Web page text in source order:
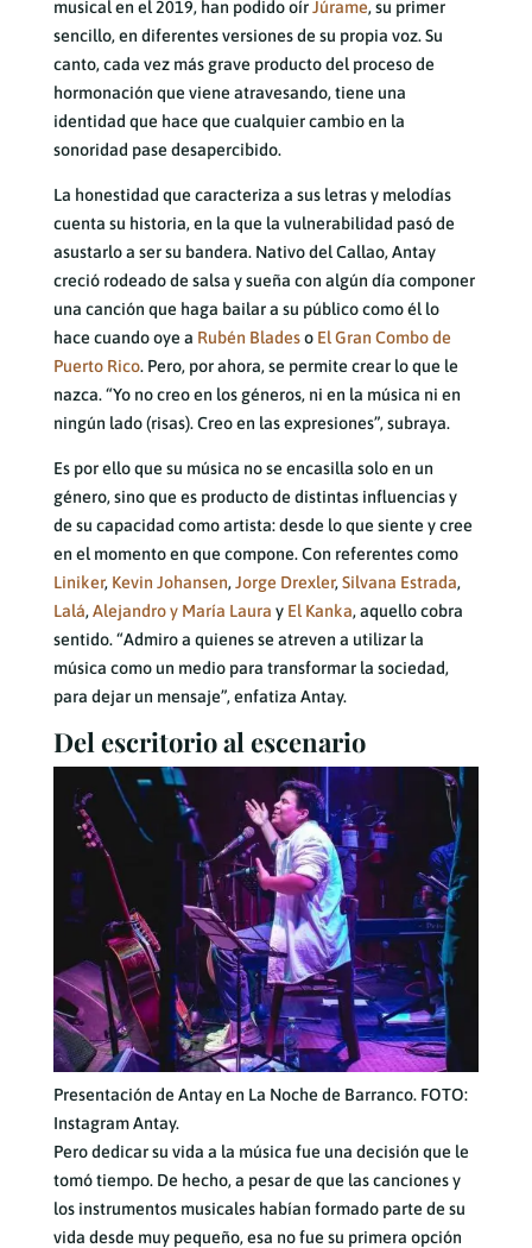
musical en el 2019, han podido oírJúrame, su primer
sencillo, en diferentes versiones de su propia voz. Su
canto, cada vez más grave producto del proceso de
hormonación que viene atravesando, tiene una
identidad que hace que cualquier cambio en la
sonoridad pase desapercibido.
La honestidad que caracteriza a sus letras y melodías
cuenta su historia, en la que la vulnerabilidad pasó de
asustarlo a ser su bandera. Nativo del Callao, Antay
creció rodeado de salsa y sueña con algún día componer
una canción que haga bailar a su público como él lo
hace cuando oye a Rubén Bladeso El Gran Combo de
Puerto Rico. Pero, por ahora, se permite crear lo que le
nazca. “Yo no creo en los géneros, ni en la música ni en
ningún lado (risas). Creo en las expresiones”, subraya.
Es por ello que su música no se encasilla solo en un
género, sino que es producto de distintas influencias y
de su capacidad como artista: desde lo que siente y cree
en el momento en que compone. Con referentes como
Liniker, Kevin Johansen,Jorge Drexler,Silvana Estrada,
Lalá,Alejandro y María Laura y El Kanka, aquello cobra
sentido. “Admiro a quienes se atreven a utilizar la
música como un medio para transformar la sociedad,
para dejar un mensaje”, enfatiza Antay.
Del escritorio al escenario
Presentación de Antay en La Noche de Barranco. FOTO:
Instagram Antay.
Pero dedicar su vida a la música fue una decisión que le
tomó tiempo. De hecho, a pesar de que las canciones y
los instrumentos musicales habían formado parte de su
vida desde muy pequeño, esa no fue su primera opción